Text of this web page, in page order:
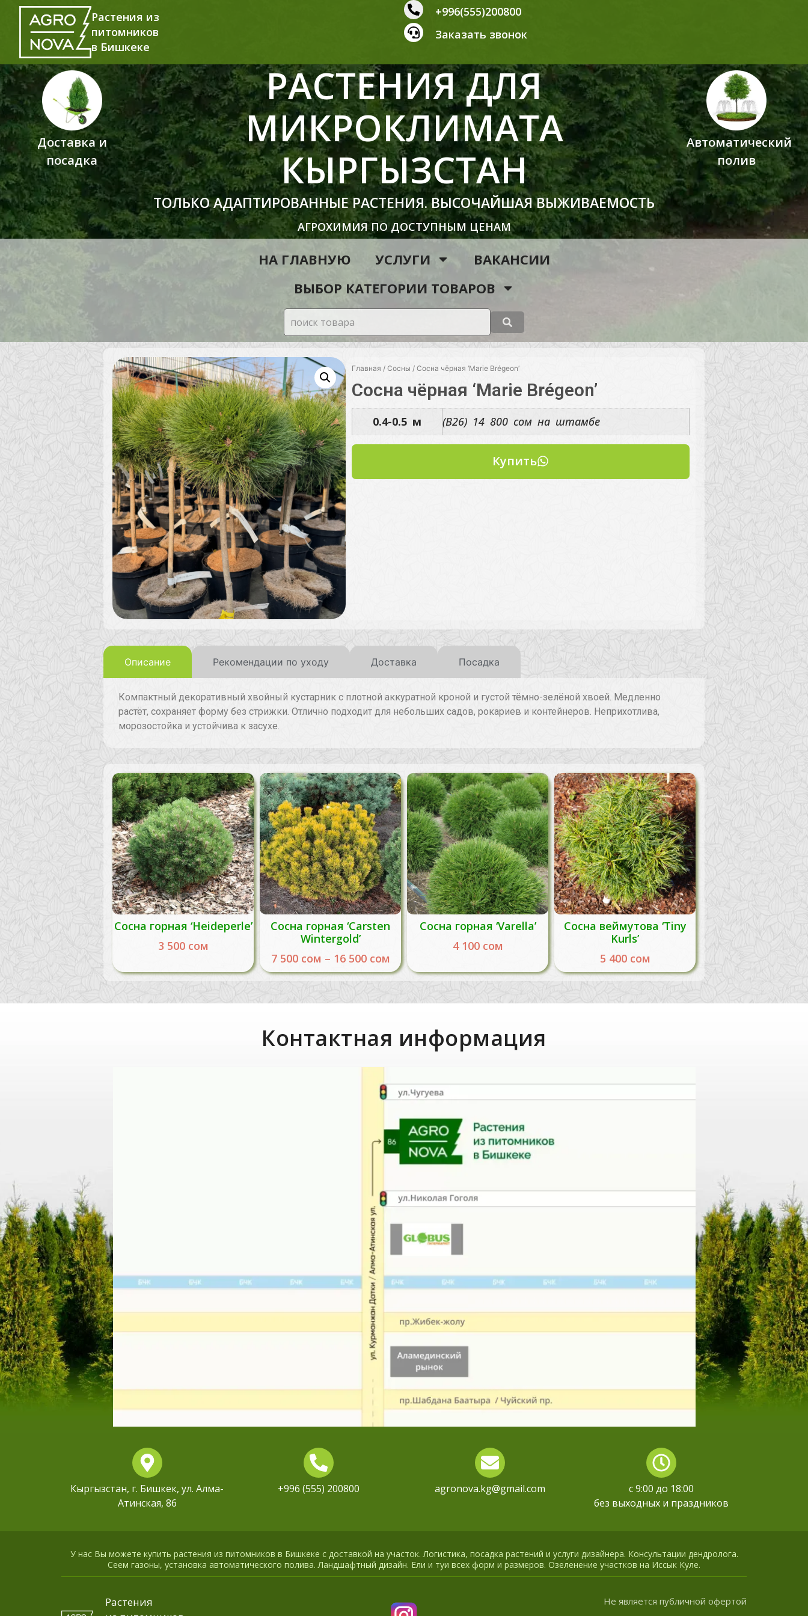
Растения из
питомников
в Бишкеке
+996(555)200800
Заказать звонок
Доставка и
посадка
РАСТЕНИЯ ДЛЯ
МИКРОКЛИМАТА
КЫРГЫЗСТАН
ТОЛЬКО АДАПТИРОВАННЫЕ РАСТЕНИЯ. ВЫСОЧАЙШАЯ ВЫЖИВАЕМОСТЬ
АГРОХИМИЯ ПО ДОСТУПНЫМ ЦЕНАМ
Автоматический
полив
НА ГЛАВНУЮ УСЛУГИ
ВАКАНСИИ
ВЫБОР КАТЕГОРИИ ТОВАРОВ
Главная / Сосны / Сосна чёрная ‘Marie Brégeon’
Сосна чёрная ‘Marie Brégeon’
0.4-0.5 м (B26) 14 800 сом на штамбе
Купить
Описание Рекомендации по уходу Доставка Посадка
Компактный декоративный хвойный кустарник с плотной аккуратной кроной и густой тёмно-зелёной хвоей. Медленно
растёт, сохраняет форму без стрижки. Отлично подходит для небольших садов, рокариев и контейнеров. Неприхотлива,
морозостойка и устойчива к засухе.
Сосна горная ‘Heideperle’
3 500 сом
Сосна горная ‘Carsten
Wintergold’
7 500 сом – 16 500 сом
Сосна горная ‘Varella’
4 100 сом
Сосна веймутова ‘Tiny
Kurls’
5 400 сом
Контактная информация
Кыргызстан, г. Бишкек, ул. Алма-
Атинская, 86
+996 (555) 200800 agronova.kg@gmail.com
с 9:00 до 18:00
без выходных и праздников
У нас Вы можете купить растения из питомников в Бишкеке с доставкой на участок. Логистика, посадка растений и услуги дизайнера. Консультации дендролога.
Сеем газоны, установка автоматического полива. Ландшафтный дизайн. Ели и туи всех форм и размеров. Озеленение участков на Иссык Куле.
Растения
Не является публичной офертой